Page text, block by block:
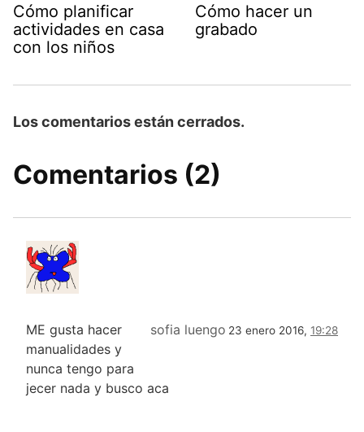
Cómo planificar
actividades en casa
con los niños
Cómo hacer un
grabado
Los comentarios están cerrados.
Comentarios (2)
sofia luengo 23 enero 2016, 19:28
ME gusta hacer
manualidades y
nunca tengo para
jecer nada y busco aca